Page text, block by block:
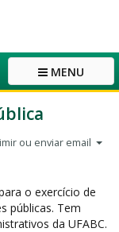
MENU
ou enviar email
o exercício de
públicas. Tem
da UFABC.